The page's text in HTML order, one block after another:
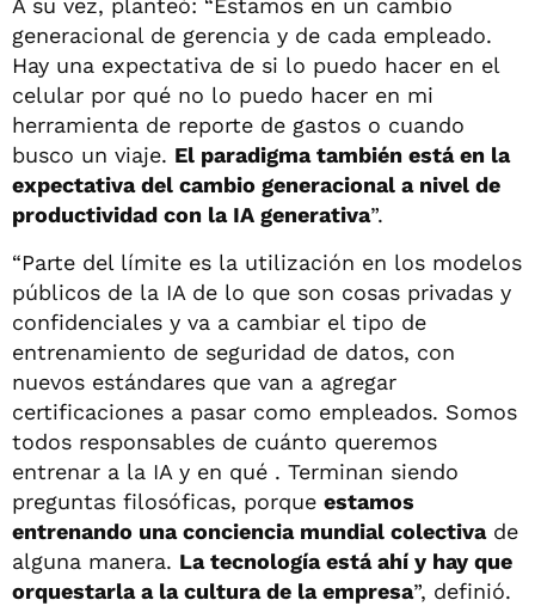
A su vez, planteó: “Estamos en un cambio
generacional de gerencia y de cada empleado.
Hay una expectativa de si lo puedo hacer en el
celular por qué no lo puedo hacer en mi
herramienta de reporte de gastos o cuando
busco un viaje. El paradigma también está en la
expectativa del cambio generacional a nivel de
productividad con la IA generativa”.
“Parte del límite es la utilización en los modelos
públicos de la IA de lo que son cosas privadas y
confidenciales y va a cambiar el tipo de
entrenamiento de seguridad de datos, con
nuevos estándares que van a agregar
certificaciones a pasar como empleados. Somos
todos responsables de cuánto queremos
entrenar a la IA y en qué . Terminan siendo
preguntas filosóficas, porque estamos
entrenando una conciencia mundial colectivade
alguna manera. La tecnología está ahí y hay que
orquestarla a la cultura de la empresa”, definió.